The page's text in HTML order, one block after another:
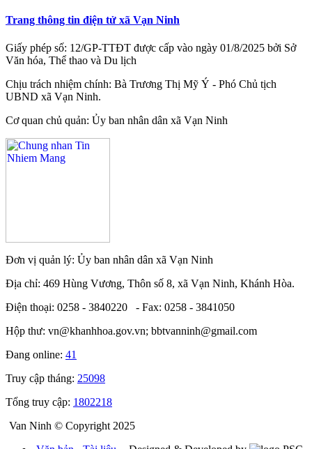
Trang thông tin điện tử xã Vạn Ninh
Giấy phép số: 12/GP-TTĐT được cấp vào ngày 01/8/2025 bởi Sở
Văn hóa, Thể thao và Du lịch
Chịu trách nhiệm chính: Bà Trương Thị Mỹ Ý - Phó Chủ tịch
UBND xã Vạn Ninh.
Cơ quan chủ quản: Ủy ban nhân dân xã Vạn Ninh
Đơn vị quản lý: Ủy ban nhân dân xã Vạn Ninh
Địa chỉ: 469 Hùng Vương, Thôn số 8, xã Vạn Ninh, Khánh Hòa.
Điện thoại: 0258 - 3840220 - Fax: 0258 - 3841050
Hộp thư: vn@khanhhoa.gov.vn; bbtvanninh@gmail.com
Đang online: 41
Truy cập tháng: 25098
Tổng truy cập: 1802218
Van Ninh © Copyright 2025